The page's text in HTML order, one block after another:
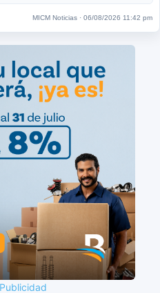
MICM Noticias · 06/08/2026 11:42 pm